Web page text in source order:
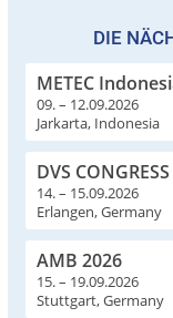
DIE
METEC
09. – 12.09.2026
Jarkarta, Indonesia
DVS
14. – 15.09.2026
Erlangen, Germany
AMB 2026
15. – 19.09.2026
Stuttgart, Germany